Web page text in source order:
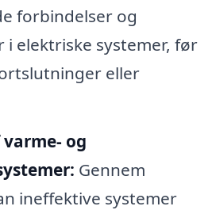
forbindelser og
elektriske systemer, før
eller
og
Gennem
ineffektive systemer